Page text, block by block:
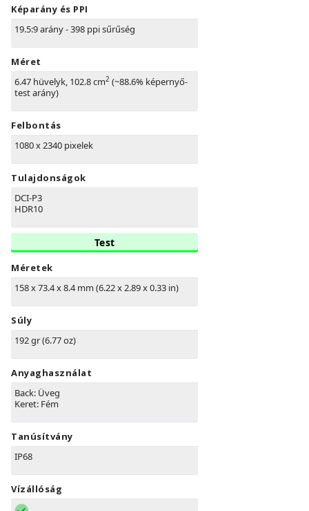
Képarány és PPI
19.5:9 arány - 398 ppi sűrűség
Méret
6.47 hüvelyk, 102.8 cm2 (~88.6% képernyő-
test arány)
Felbontás
1080 x 2340 pixelek
Tulajdonságok
DCI-P3
HDR10
Test
Méretek
158 x 73.4 x 8.4 mm (6.22 x 2.89 x 0.33 in)
Súly
192 gr (6.77 oz)
Anyaghasználat
Back: Üveg
Keret: Fém
Tanúsítvány
IP68
Vízállóság